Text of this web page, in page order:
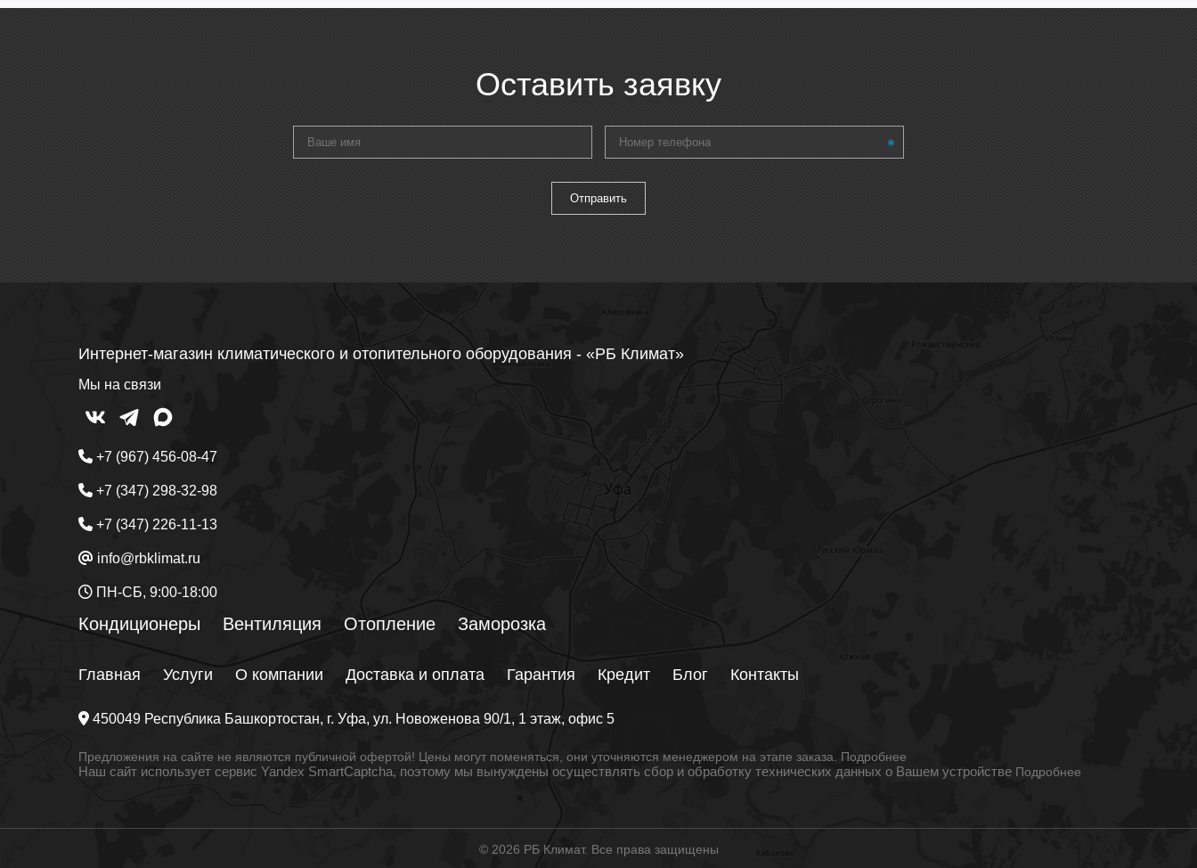
Оставить заявку
Интернет-магазин климатического и отопительного оборудования - «РБ Климат»
Мы на связи
+7 (967) 456-08-47
+7 (347) 298-32-98
+7 (347) 226-11-13
info@rbklimat.ru
ПН-СБ, 9:00-18:00
Кондиционеры Вентиляция Отопление Заморозка
Главная Услуги О компании Доставка и оплата Гарантия Кредит Блог Контакты
450049 Республика Башкортостан, г. Уфа, ул. Новоженова 90/1, 1 этаж, офис 5
Предложения на сайте не являются публичной офертой! Цены могут поменяться, они уточняются менеджером на этапе заказа. Подробнее
Наш сайт использует сервис Yandex SmartCaptcha, поэтому мы вынуждены осуществлять сбор и обработку технических данных о Вашем устройстве Подробнее
© 2026 РБ Климат. Все права защищены